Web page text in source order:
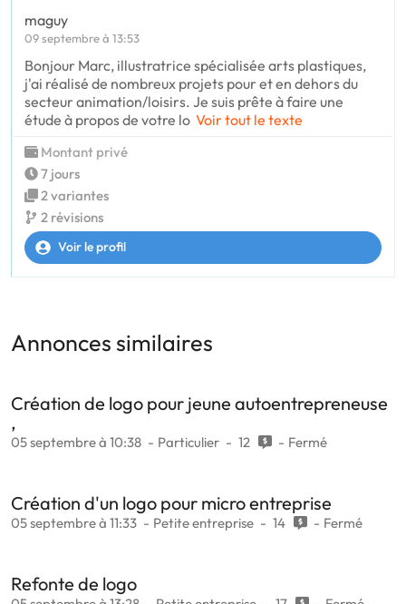
maguy
09 septembre à 13:53
Bonjour Marc, illustratrice spécialisée arts plastiques,
j'ai réalisé de nombreux projets pour et en dehors du
secteur animation/loisirs. Je suis prête à faire une
étude à propos de votre lo Voir tout le texte
Montant privé
7 jours
2 variantes
2 révisions
Voir le profil
Annonces similaires
Création de logo pour jeune autoentrepreneuse
,
05 septembre à 10:38 Particulier 12 Fermé
Création d'un logo pour micro entreprise
05 septembre à 11:33 Petite entreprise 14 Fermé
Refonte de logo